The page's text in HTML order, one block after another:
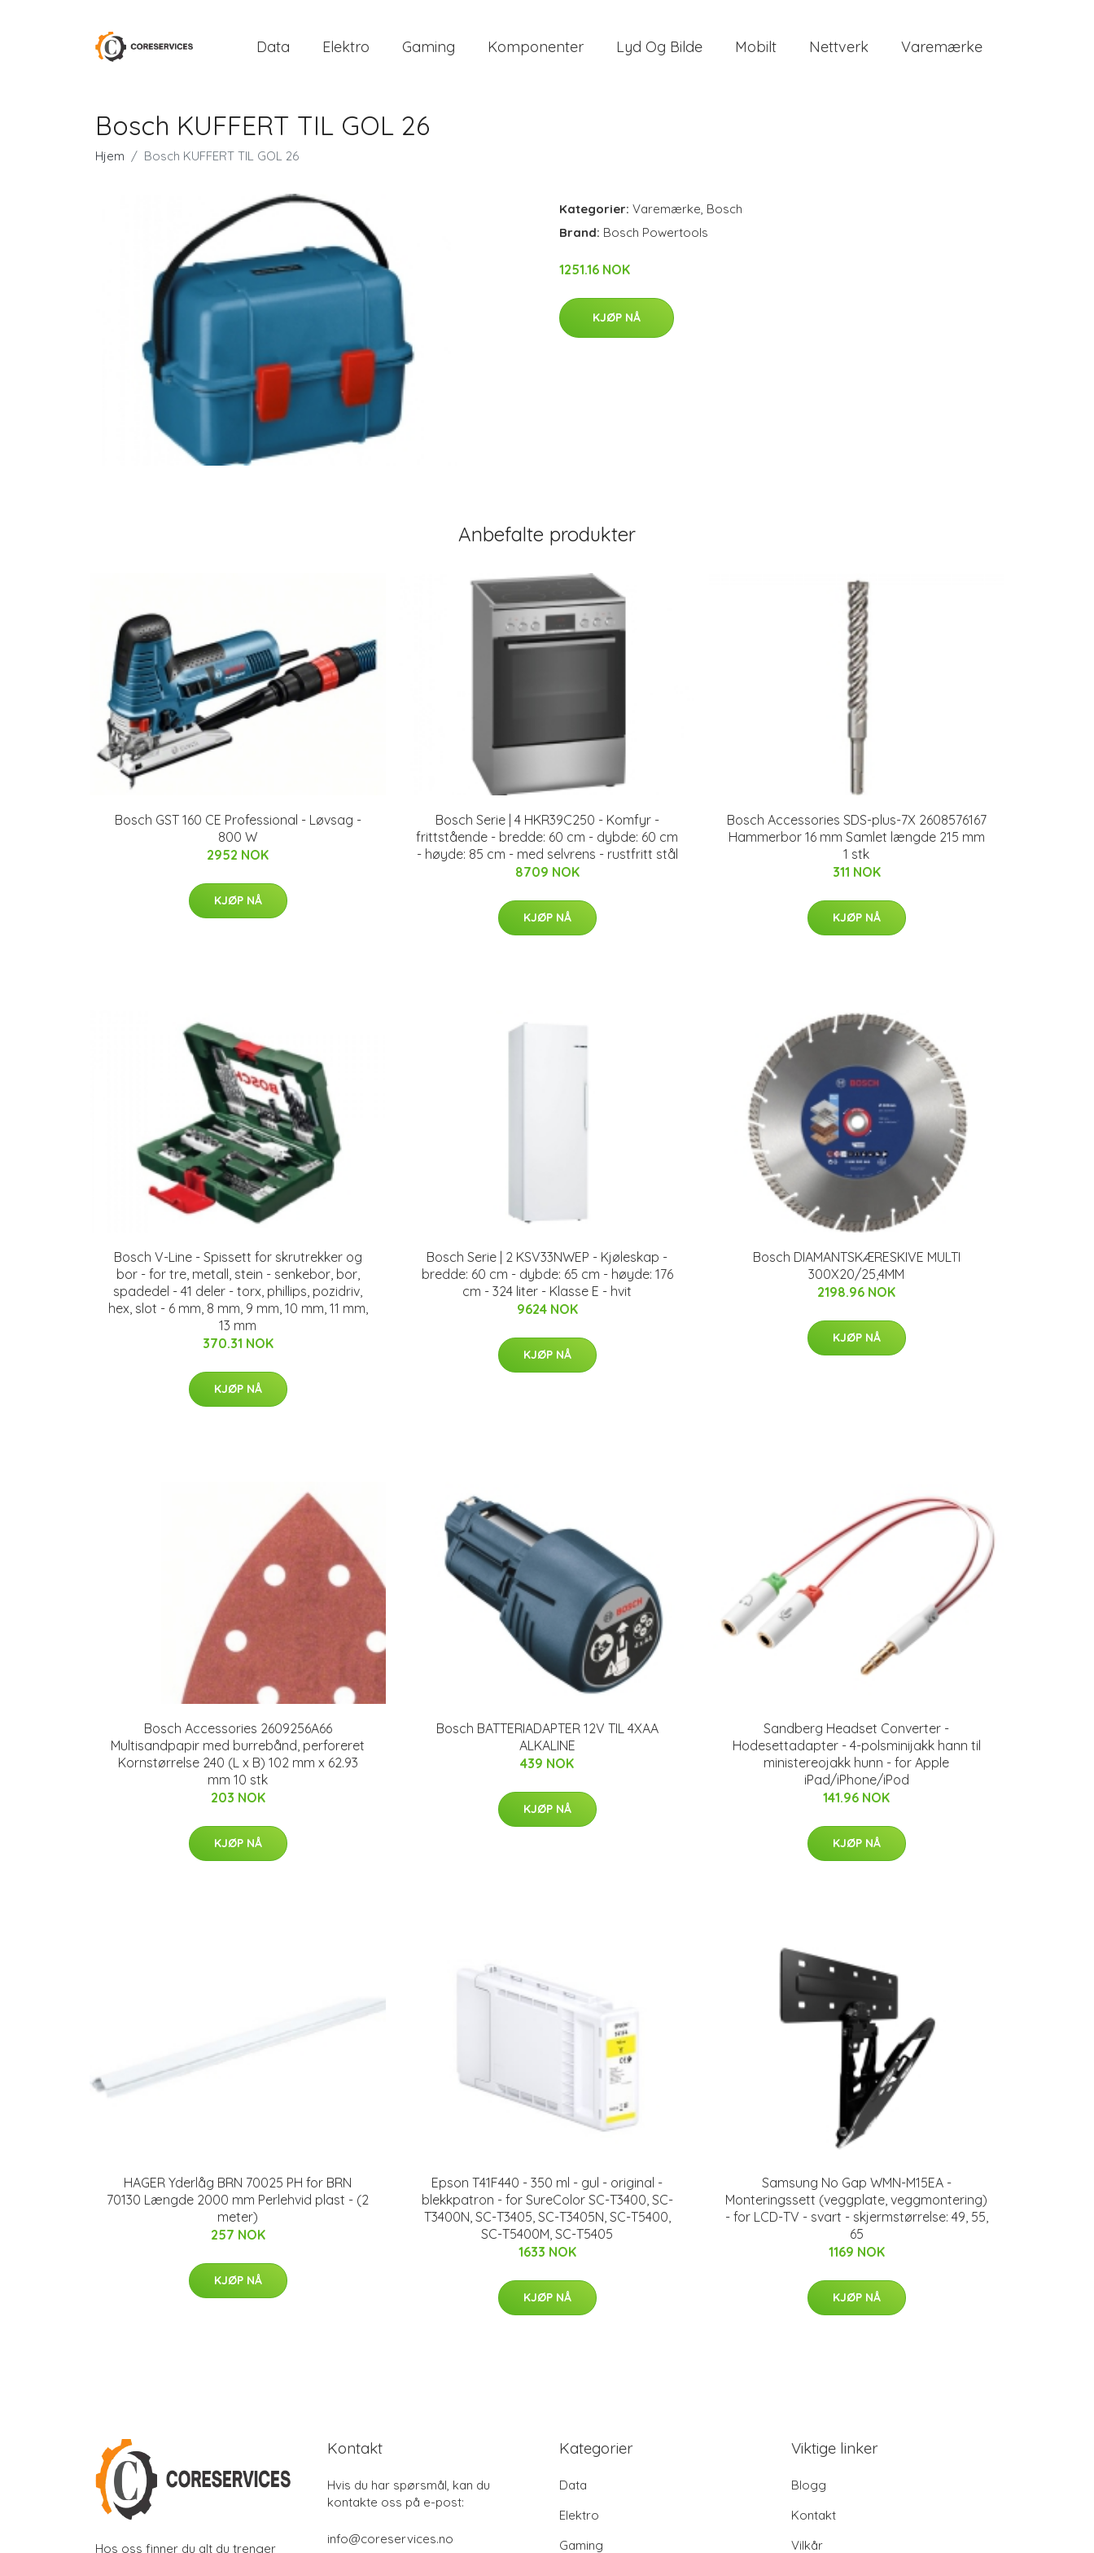
Data Elektro Gaming Komponenter Lyd Og Bilde Mobilt Nettverk Varemærke
Bosch KUFFERT TIL GOL 26
Hjem Bosch KUFFERT TIL GOL 26
Kategorier: Varemærke, Bosch
Brand: Bosch Powertools
1251.16 NOK
KJØP NÅ
Anbefalte produkter
Bosch GST 160 CE Professional - Løvsag -
800 W
2952 NOK
KJØP NÅ
Bosch Serie | 4 HKR39C250 - Komfyr -
frittstående - bredde: 60 cm - dybde: 60 cm
- høyde: 85 cm - med selvrens - rustfritt stål
8709 NOK
KJØP NÅ
Bosch Accessories SDS-plus-7X 2608576167
Hammerbor 16 mm Samlet længde 215 mm
1 stk
311 NOK
KJØP NÅ
Bosch V-Line - Spissett for skrutrekker og
bor - for tre, metall, stein - senkebor, bor,
spadedel - 41 deler - torx, phillips, pozidriv,
hex, slot - 6 mm, 8 mm, 9 mm, 10 mm, 11 mm,
13 mm
370.31 NOK
KJØP NÅ
Bosch Serie | 2 KSV33NWEP - Kjøleskap -
bredde: 60 cm - dybde: 65 cm - høyde: 176
cm - 324 liter - Klasse E - hvit
9624 NOK
KJØP NÅ
Bosch DIAMANTSKÆRESKIVE MULTI
300X20/25,4MM
2198.96 NOK
KJØP NÅ
Bosch Accessories 2609256A66
Multisandpapir med burrebånd, perforeret
Kornstørrelse 240 (L x B) 102 mm x 62.93
mm 10 stk
203 NOK
KJØP NÅ
Bosch BATTERIADAPTER 12V TIL 4XAA
ALKALINE
439 NOK
KJØP NÅ
Sandberg Headset Converter -
Hodesettadapter - 4-polsminijakk hann til
ministereojakk hunn - for Apple
iPad/iPhone/iPod
141.96 NOK
KJØP NÅ
HAGER Yderlåg BRN 70025 PH for BRN
70130 Længde 2000 mm Perlehvid plast - (2
meter)
257 NOK
KJØP NÅ
Epson T41F440 - 350 ml - gul - original -
blekkpatron - for SureColor SC-T3400, SC-
T3400N, SC-T3405, SC-T3405N, SC-T5400,
SC-T5400M, SC-T5405
1633 NOK
KJØP NÅ
Samsung No Gap WMN-M15EA -
Monteringssett (veggplate, veggmontering)
- for LCD-TV - svart - skjermstørrelse: 49, 55,
65
1169 NOK
KJØP NÅ
Hos oss finner du alt du trenger
Kontakt
Hvis du har spørsmål, kan du
kontakte oss på e-post:
info@coreservices.no
Kategorier
Data
Elektro
Gaming
Viktige linker
Blogg
Kontakt
Vilkår